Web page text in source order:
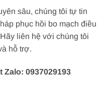
sâu, chúng tôi tự tin
phục hồi bo mạch điều
liên hệ với chúng tôi
hỗ trợ.
0937029193